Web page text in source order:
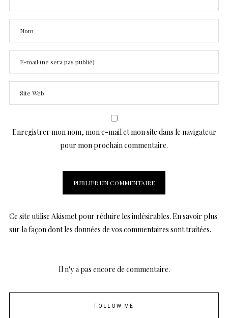
Enregistrer mon nom, mon e-mail et mon site dans le navigateur
pour mon prochain commentaire.
Ce site utilise Akismet pour réduire les indésirables. En savoir plus
sur la façon dont les données de vos commentaires sont traitées.
Il n'y a pas encore de commentaire.
FOLLOW ME